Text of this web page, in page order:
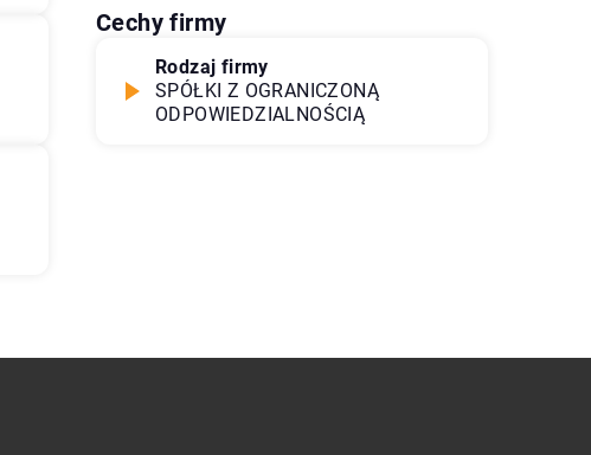
Cechy firmy
Rodzaj firmy
SPÓŁKI Z OGRANICZONĄ
ODPOWIEDZIALNOŚCIĄ